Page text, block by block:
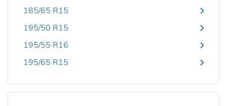
185/65 R15
195/50 R15
195/55 R16
195/65 R15